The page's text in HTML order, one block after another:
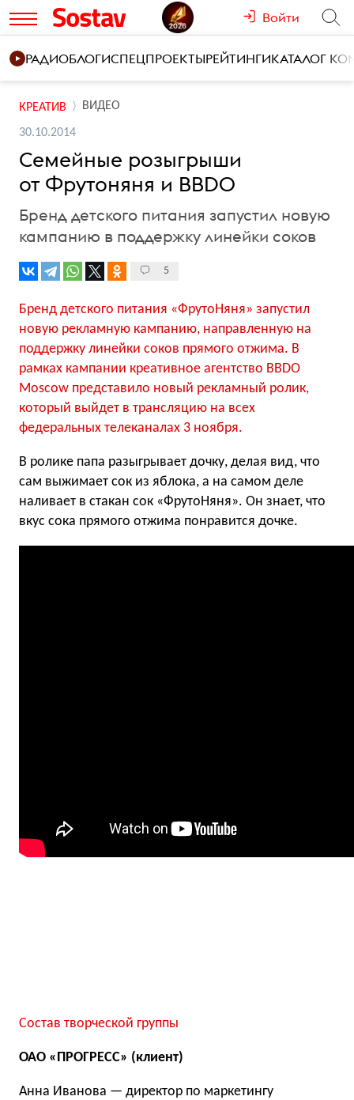
Войти
РАДИОБЛОГИСПЕЦПРОЕКТЫРЕЙТИНГИКАТАЛОГ
КРЕАТИВ ВИДЕО
30.10.2014
Семейные розыгрыши
от Фрутоняня и BBDO
Бренд детского питания запустил новую
кампанию в поддержку линейки соков
5
Бренд детского питания «ФрутоНяня» запустил
новую рекламную кампанию, направленную на
поддержку линейки соков прямого отжима. В
рамках кампании креативное агентство BBDO
Moscow представило новый рекламный ролик,
который выйдет в трансляцию на всех
федеральных телеканалах 3 ноября.
В ролике папа разыгрывает дочку, делая вид, что
сам выжимает сок из яблока, а на самом деле
наливает в стакан сок «ФрутоНяня». Он знает, что
вкус сока прямого отжима понравится дочке.
Состав творческой группы
ОАО «ПРОГРЕСС» (клиент)
Анна Иванова — директор по маркетингу